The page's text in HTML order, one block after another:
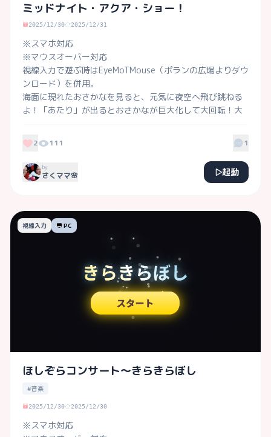
ミッドナイト・アクア・ショー！
2025/12/30 2025/12/31
※スマホ対応
※マウスオーバー対応
視線入力で遊ぶ時はEyeMoTMouse（ポランの広場よりダウ
ンロード）を併用。
海面に現れたおさかなを見ると、元気に夜空へ飛び跳ねる
よ！「あたり」が出るとおさかなが巨大化して大回転！大
2 111 1
by
さくママ🌸 起動
視線入力 PC
ほしぞらコンサート〜きらきらぼし
#音楽
2025/12/30 2025/12/30
※スマホ対応